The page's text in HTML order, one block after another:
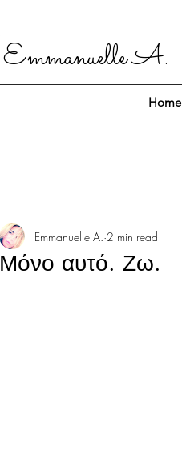
Emmanuelle A.
Home
Μόνο αυτό. Ζω.
Emmanuelle A. 2 min read